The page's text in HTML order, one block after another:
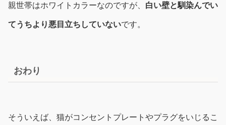
親世帯はホワイトカラーなのですが、 白い壁と馴染んでい
てうちより悪目立ちしていないです。
おわり
そういえば、猫がコンセントプレートやプラグをいじるこ